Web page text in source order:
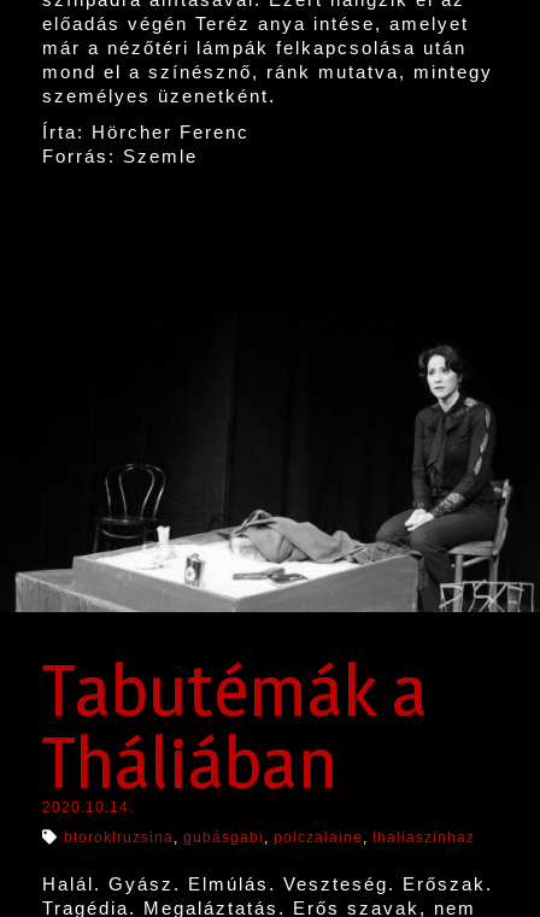
előadás végén Teréz anya intése, amelyet
már a nézőtéri lámpák felkapcsolása után
mond el a színésznő, ránk mutatva, mintegy
személyes üzenetként.
Írta: Hörcher Ferenc
Forrás: Szemle
Tabutémák a
Tháliában
2020.10.14.
btorokfruzsina, gubásgabi , polczalaine , thaliaszinhaz
Halál. Gyász. Elmúlás. Veszteség. Erőszak.
Tragédia. Megaláztatás. Erős szavak, nem